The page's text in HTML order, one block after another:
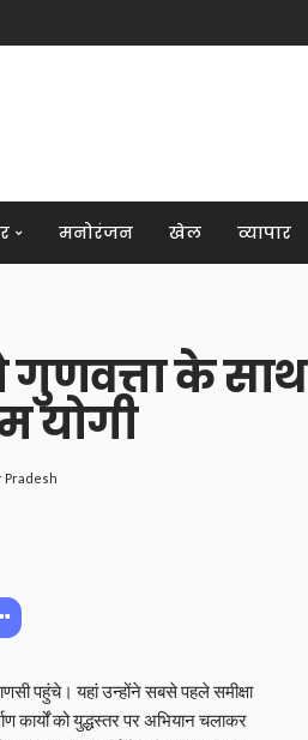
मनोरंजन खेल व्यापार
गुणवत्ता के साथ
योगी
Pradesh
पहुंचे। यहां उन्होंने सबसे पहले समीक्षा
कार्यों को युद्धस्तर पर अभियान चलाकर